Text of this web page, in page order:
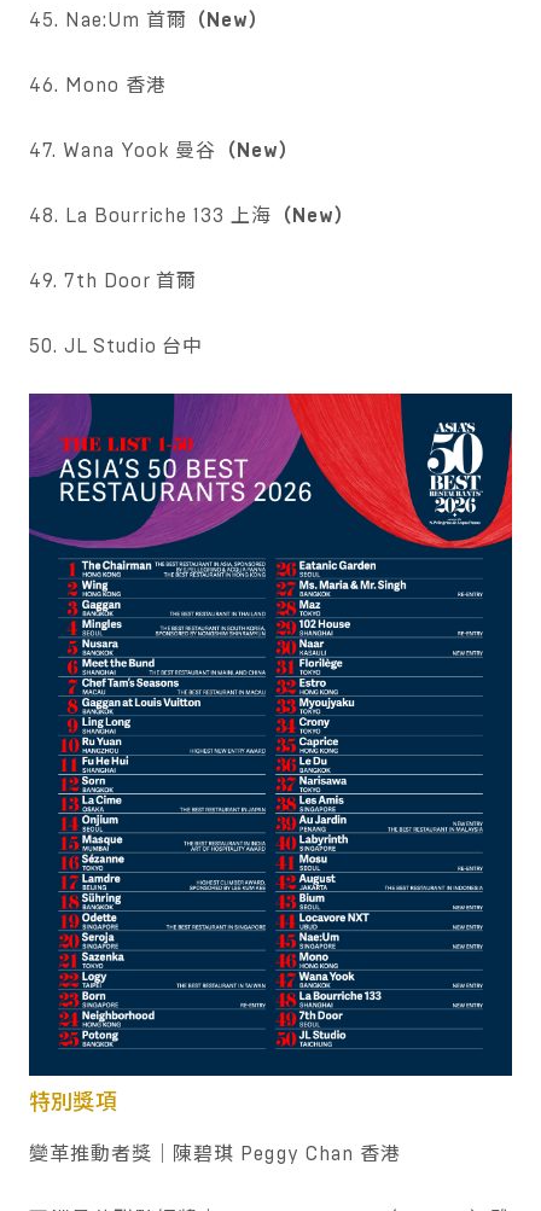
45. Nae:Um 首爾 （New）
46. Mono 香港
47. Wana Yook 曼谷 （New）
48. La Bourriche 133 上海 （New）
49. 7th Door 首爾
50. JL Studio 台中
特別獎項
變革推動者獎｜陳碧琪 Peggy Chan 香港